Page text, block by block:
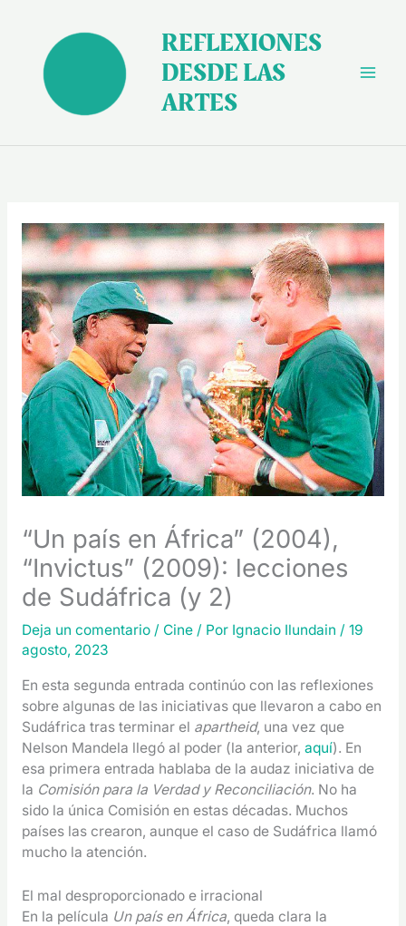
contenido
REFLEXIONES
DESDE LAS
ARTES
“Un país en África” (2004),
“Invictus” (2009): lecciones
de Sudáfrica (y 2)
Deja un comentario / Cine/ Por Ignacio Ilundain / 19
agosto, 2023
En esta segunda entrada continúo con las reflexiones
sobre algunas de las iniciativas que llevaron a cabo en
Sudáfrica tras terminar el apartheid, una vez que
Nelson Mandela llegó al poder (la anterior, aquí). En
esa primera entrada hablaba de la audaz iniciativa de
la Comisión para la Verdad y Reconciliación. No ha
sido la única Comisión en estas décadas. Muchos
países las crearon, aunque el caso de Sudáfrica llamó
mucho la atención.
El mal desproporcionado e irracional
En la película Un país en África, queda clara la